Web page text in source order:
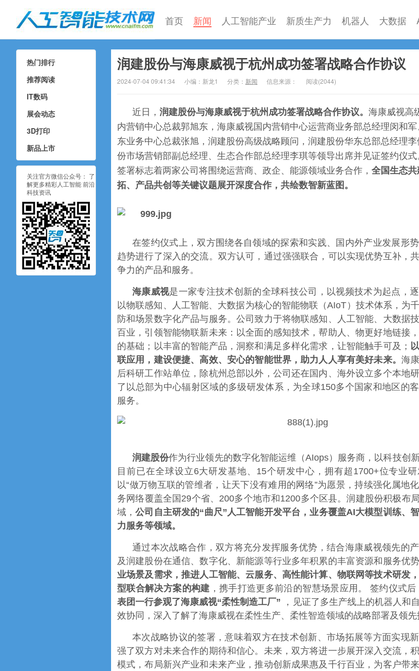
人工智能技术网
首页 新闻 人工智能产业 新质生产力 机器人 大数据
润建股份与海康威视于杭州成功签署战略合作协议
2024-07-04 09:41:34 小编：新龙1 分类： 新闻 信息来源： 阅读(2044)
近日， 润建股份与海康威视于杭州成功签署战略合作协议。 海康威视高
内营销中心总裁郭旭东，海康威视国内营销中心运营商业务部总经理闵和
东业务中心总裁张旭，润建股份高级战略顾问，润建股份华东总部总经理
份市场营销部副总经理、生态合作部总经理李琪等领导出席并见证签约仪
签署标志着两家公司将围绕运营商、政企、能源领域业务合作， 全国生态
拓、产品共创等关键议题展开深度合作，共绘数智新蓝图。
在签约仪式上，双方围绕各自领域的探索和实践、国内外产业发展形
趋势进行了深入的交流。双方认可，通过强强联合，可以实现优势互补，
争力的产品和服务。
海康威视是一家专注技术创新的全球科技公司，以视频技术为起点，
以物联感知、人工智能、大数据为核心的智能物联（AIoT）技术体系，为
防和场景数字化产品与服务。公司致力于将物联感知、人工智能、大数据
百业，引领智能物联新未来：以全面的感知技术，帮助人、物更好地链接
的基础；以丰富的智能产品，洞察和满足多样化需求，让智能触手可及；
联应用，建设便捷、高效、安心的智能世界，助力人人享有美好未来。 海
后科研工作站单位，除杭州总部以外，公司还在国内、海外设立多个本地
了以总部为中心辐射区域的多级研发体系，为全球150多个国家和地区的
服务。
润建股份作为行业领先的数字化智能运维（AIops）服务商，以科技创
目前已在全球设立6大研发基地、15个研发中心，拥有超1700+位专业研
以“做万物互联的管维者，让天下没有难用的网络”为愿景，持续强化属地
务网络覆盖全国29个省、200多个地市和1200多个区县。润建股份积极布
域，公司自主研发的“曲尺”人工智能开发平台，业务覆盖AI大模型训练、
力服务等领域。
通过本次战略合作，双方将充分发挥服务优势，结合海康威视领先的
及润建股份在通信、数字化、新能源等行业多年积累的丰富资源和服务优
业场景及需求，推进人工智能、云服务、高性能计算、物联网等技术研发
型联合解决方案的构建 ，携手打造更多前沿的智慧场景应用。 签约仪式后
表团一行参观了海康威视“柔性制造工厂” ，见证了多生产线上的机器人和
效协同，深入了解了海康威视在柔性生产、柔性智造领域的战略部署及领先
本次战略协议的签署，意味着双方在技术创新、市场拓展等方面实现
强了双方对未来合作的期待和信心。未来，双方将进一步展开深入交流，
模式，布局新兴产业和未来产业，推动创新成果惠及千行百业，为客户带
热门排行
推荐阅读
IT数码
展会动态
3D打印
新品上市
关注官方微信公众号： 了
解更多精彩人工智能 前沿
科技资讯